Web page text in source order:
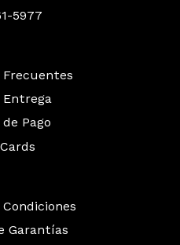
5977
Entrega
Pago
Garantías